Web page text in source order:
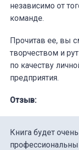
независимо от
команде.
Прочитав ее, вы
творчеством и
по качеству
предприятия.
Отзыв:
Книга будет